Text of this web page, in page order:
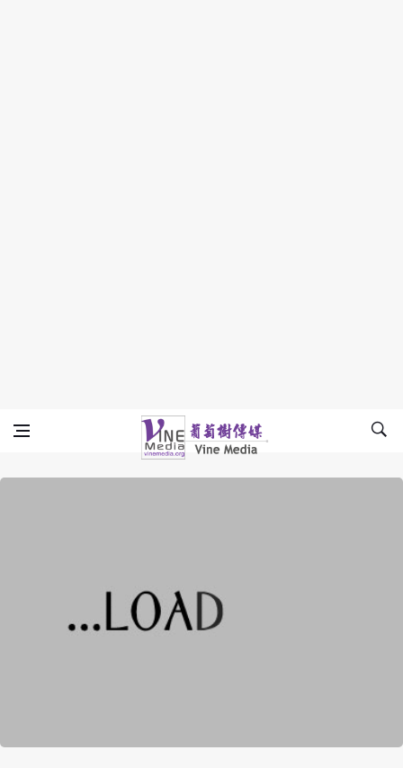
Vine Media
葡萄樹傳媒